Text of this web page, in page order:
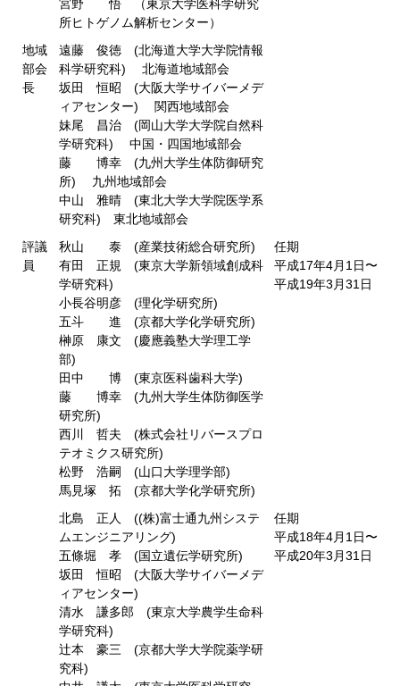
宮野 悟 （東京大学医科学研究
所ヒトゲノム解析センター）
地域
部会
長
遠藤 俊徳 (北海道大学大学院情報
科学研究科) 北海道地域部会
坂田 恒昭 (大阪大学サイバーメデ
ィアセンター) 関西地域部会
妹尾 昌治 (岡山大学大学院自然科
学研究科) 中国・四国地域部会
藤 博幸 (九州大学生体防御研究
所) 九州地域部会
中山 雅晴 (東北大学大学院医学系
研究科) 東北地域部会
評議
員
秋山 泰 (産業技術総合研究所)
有田 正規 (東京大学新領域創成科
学研究科)
小長谷明彦 (理化学研究所)
五斗 進 (京都大学化学研究所)
榊原 康文 (慶應義塾大学理工学
部)
田中 博 (東京医科歯科大学)
藤 博幸 (九州大学生体防御医学
研究所)
西川 哲夫 (株式会社リバースプロ
テオミクス研究所)
松野 浩嗣 (山口大学理学部)
馬見塚 拓 (京都大学化学研究所)
任期
平成17年4月1日〜
平成19年3月31日
北島 正人 ((株)富士通九州システ
ムエンジニアリング)
五條堀 孝 (国立遺伝学研究所)
坂田 恒昭 (大阪大学サイバーメデ
ィアセンター)
清水 謙多郎 (東京大学農学生命科
学研究科)
辻本 豪三 (京都大学大学院薬学研
究科)
任期
平成18年4月1日〜
平成20年3月31日